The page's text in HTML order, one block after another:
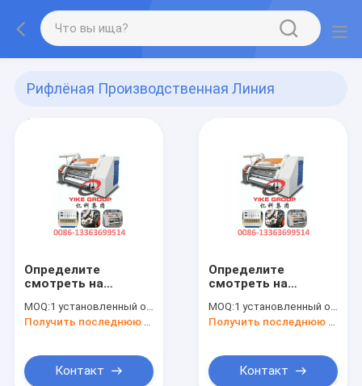
Рифлёная Производственная Линия
Картона
(183)
Определите
смотреть на
рифленой ширины
машины 1400-
трудный
MOQ:1 установленный одиночный обкладчик
Получить последнюю цену
Контакт
Определите
смотреть на
рифленой ширины
машины 1400-
трудный
MOQ:1 установленный одиночный обкладчик
Получить последнюю цену
Контакт